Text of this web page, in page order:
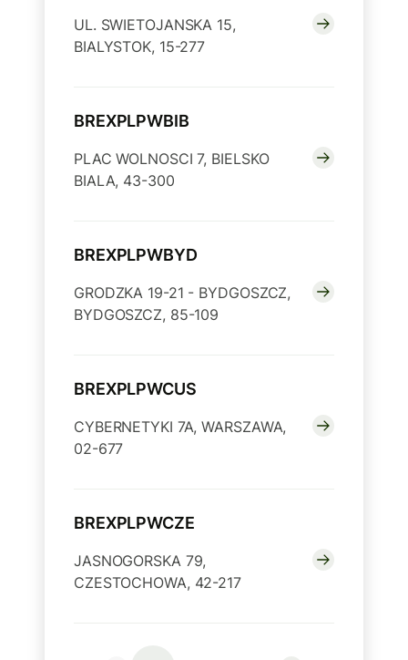
UL. SWIETOJANSKA 15,
BIALYSTOK, 15-277
BREXPLPWBIB
PLAC WOLNOSCI 7, BIELSKO
BIALA, 43-300
BREXPLPWBYD
GRODZKA 19-21 - BYDGOSZCZ,
BYDGOSZCZ, 85-109
BREXPLPWCUS
CYBERNETYKI 7A, WARSZAWA,
02-677
BREXPLPWCZE
JASNOGORSKA 79,
CZESTOCHOWA, 42-217